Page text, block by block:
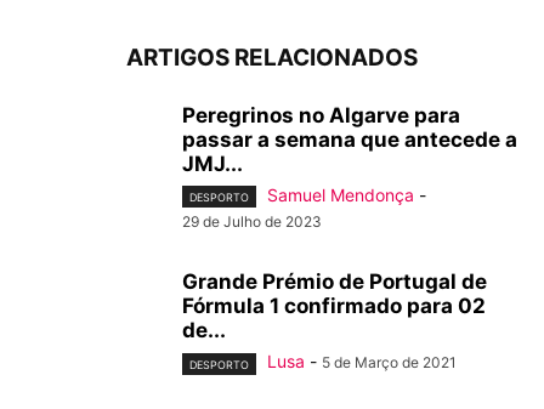
ARTIGOS RELACIONADOS
Peregrinos no Algarve para
passar a semana que antecede a
JMJ...
DESPORTO Samuel Mendonça -
29 de Julho de 2023
Grande Prémio de Portugal de
Fórmula 1 confirmado para 02
de...
DESPORTO Lusa - 5 de Março de 2021